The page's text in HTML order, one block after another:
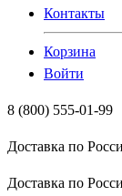
Контакты
Корзина
Войти
8 (800) 555-01-99
Доставка по
Доставка по